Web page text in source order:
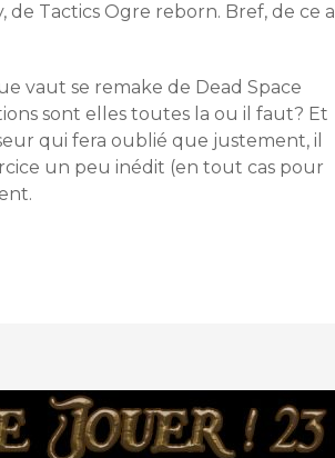
de Tactics Ogre reborn. Bref, de ce a
vaut se remake de Dead Space
sont elles toutes la ou il faut? Et
qui fera oublié que justement, il
un peu inédit (en tout cas pour